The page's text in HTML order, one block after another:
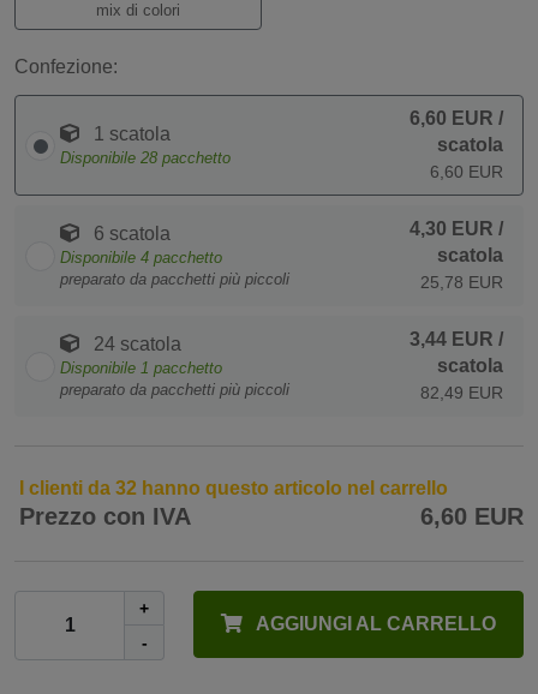
mix di colori
Confezione:
1 scatola
Disponibile 28 pacchetto
6,60 EUR /
scatola
6,60 EUR
6 scatola
Disponibile 4 pacchetto
preparato da pacchetti più piccoli
4,30 EUR /
scatola
25,78 EUR
24 scatola
Disponibile 1 pacchetto
preparato da pacchetti più piccoli
3,44 EUR /
scatola
82,49 EUR
I clienti da 32 hanno questo articolo nel carrello
Prezzo con IVA 6,60 EUR
+
-
AGGIUNGI AL CARRELLO